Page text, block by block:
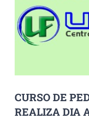
CURSO DE
REALIZA DIA